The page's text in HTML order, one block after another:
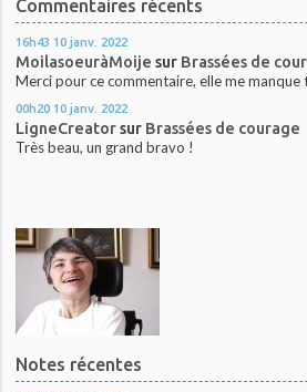
Commentaires récents
16h43 10 janv. 2022
MoilasoeuràMoije sur Brassées de
Merci pour ce commentaire, elle me manque
00h20 10 janv. 2022
LigneCreatorsur Brassées de courage
Très beau, un grand bravo !
Notes récentes